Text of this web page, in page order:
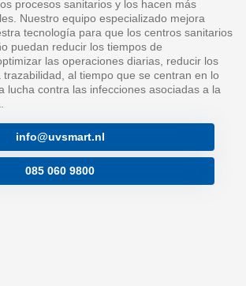
procesos sanitarios y los hacen más
Nuestro equipo especializado mejora
tecnología para que los centros sanitarios
puedan reducir los tiempos de
las operaciones diarias, reducir los
al tiempo que se centran en lo
lucha contra las infecciones asociadas a la
info@uvsmart.nl
085 060 9800